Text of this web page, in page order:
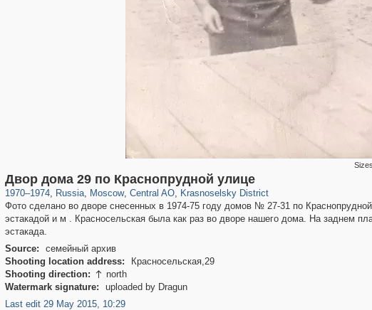
Двор дома 29 по Краснопрудной улице
1970–1974, Russia
1,407,361 29,248
, Moscow
319,882 8,286
, Central AO
160,021 5,916
, Krasnoselsky District
6,977 302
Фото сделано во дворе снесенных в 1974-75 году домов № 27-31 по
эстакадой и м . Красносельская была как раз во дворе нашего дома. На заднем
эстакада.
Source:
семейный архив
Shooting location address:
Красносельская,29
Shooting direction:  north
Watermark signature:
uploaded by Dragun
Last edit 29 May 2015, 10:29